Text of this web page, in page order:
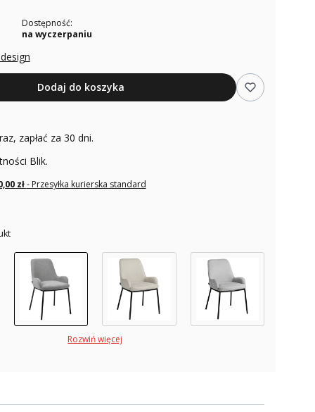
Dostępność:
na wyczerpaniu
Dodaj do koszyka
zapłać za 30 dni.
Blik.
zł- Przesyłka kurierska standard
Rozwiń więcej